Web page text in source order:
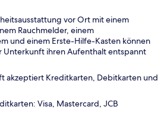
vor Ort mit einem
Rauchmelder, einem
und einem Erste-Hilfe-Kasten können
Unterkunft ihren Aufenthalt entspannt
akzeptiert Kreditkarten, Debitkarten und
Visa, Mastercard, JCB